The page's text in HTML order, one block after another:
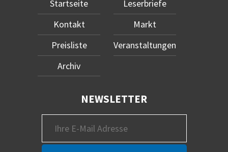
Startseite
Kontakt
Preisliste
Archiv
Leserbriefe
Markt
Veranstaltungen
NEWSLETTER